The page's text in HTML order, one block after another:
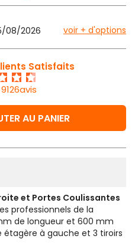
08/2026 voir + d'options
Satisfaits
AU PANIER
et Portes Coulissantes
professionnels de la
de longueur et 600 mm
étagère à gauche et 3 tiroirs